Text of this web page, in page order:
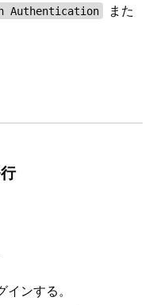
Authentication
また
ンする。